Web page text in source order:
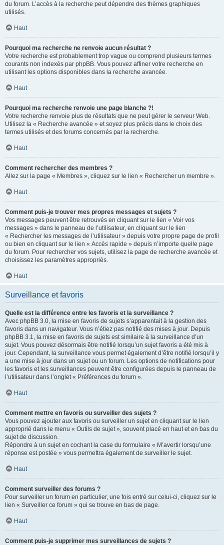
du forum. L’accès à la recherche peut dépendre des thèmes graphiques
utilisés.
Haut
Pourquoi ma recherche ne renvoie aucun résultat ?
Votre recherche est probablement trop vague ou comprend plusieurs termes
courants non indexés par phpBB. Vous pouvez affiner votre recherche en
utilisant les options disponibles dans la recherche avancée.
Haut
Pourquoi ma recherche renvoie une page blanche ?!
Votre recherche renvoie plus de résultats que ne peut gérer le serveur Web.
Utilisez la « Recherche avancée » et soyez plus précis dans le choix des
termes utilisés et des forums concernés par la recherche.
Haut
Comment rechercher des membres ?
Allez sur la page « Membres », cliquez sur le lien « Rechercher un membre ».
Haut
Comment puis-je trouver mes propres messages et sujets ?
Vos messages peuvent être retrouvés en cliquant sur le lien « Voir vos
messages » dans le panneau de l’utilisateur, en cliquant sur le lien
« Rechercher les messages de l’utilisateur » depuis votre propre page de profil
ou bien en cliquant sur le lien « Accès rapide » depuis n’importe quelle page
du forum. Pour rechercher vos sujets, utilisez la page de recherche avancée et
choisissez les paramètres appropriés.
Haut
Surveillance et favoris
Quelle est la différence entre les favoris et la surveillance ?
Avec phpBB 3.0, la mise en favoris de sujets s’apparentait à la gestion des
favoris dans un navigateur. Vous n’étiez pas notifié des mises à jour. Depuis
phpBB 3.1, la mise en favoris de sujets est similaire à la surveillance d’un
sujet. Vous pouvez désormais être notifié lorsqu’un sujet favoris a été mis à
jour. Cependant, la surveillance vous permet également d’être notifié lorsqu’il y
a une mise à jour dans un sujet ou un forum. Les options de notifications pour
les favoris et les surveillances peuvent être configurées depuis le panneau de
l’utilisateur dans l’onglet « Préférences du forum ».
Haut
Comment mettre en favoris ou surveiller des sujets ?
Vous pouvez ajouter aux favoris ou surveiller un sujet en cliquant sur le lien
approprié dans le menu « Outils de sujet », souvent placé en haut et en bas du
sujet de discussion.
Répondre à un sujet en cochant la case du formulaire « M’avertir lorsqu’une
réponse est postée » vous permettra également de surveiller le sujet.
Haut
Comment surveiller des forums ?
Pour surveiller un forum en particulier, une fois entré sur celui-ci, cliquez sur le
lien « Surveiller ce forum » qui se trouve en bas de page.
Haut
Comment puis-je supprimer mes surveillances de sujets ?